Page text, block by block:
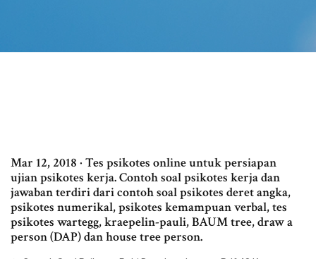
Mar 12, 2018 · Tes psikotes online untuk persiapan
ujian psikotes kerja. Contoh soal psikotes kerja dan
jawaban terdiri dari contoh soal psikotes deret angka,
psikotes numerikal, psikotes kemampuan verbal, tes
psikotes wartegg, kraepelin-pauli, BAUM tree, draw a
person (DAP) dan house tree person.